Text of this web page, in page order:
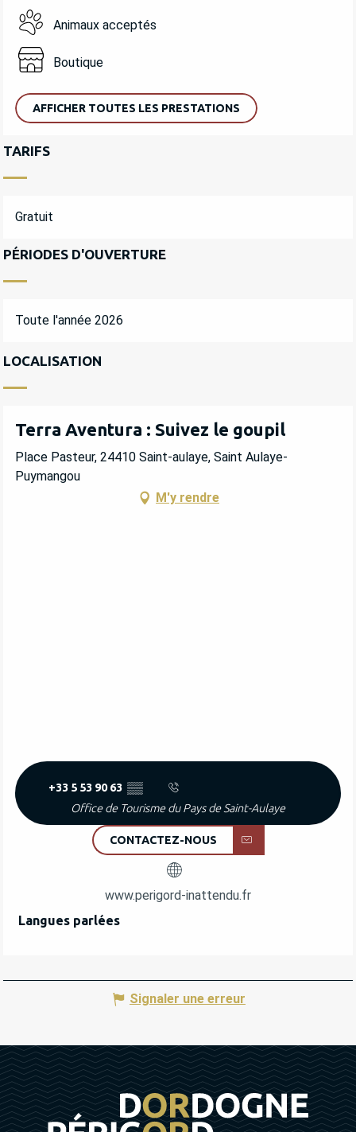
Animaux acceptés
Boutique
AFFICHER TOUTES LES PRESTATIONS
TARIFS
Gratuit
PÉRIODES D'OUVERTURE
Toute l'année 2026
LOCALISATION
Terra Aventura : Suivez le goupil
Place Pasteur, 24410 Saint-aulaye, Saint Aulaye-
Puymangou
M'y rendre
+33 5 53 90 63 ▒▒
Office de Tourisme du Pays de Saint-Aulaye
CONTACTEZ-NOUS
www.perigord-inattendu.fr
Langues parlées
Langues parlées
Signaler une erreur